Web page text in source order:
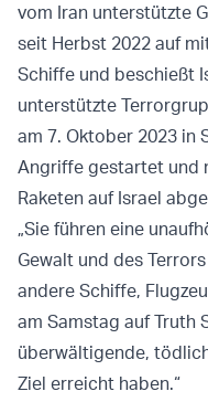
vom Iran unterstützte
seit Herbst 2022 auf
Schiffe und beschießt
unterstützte
am 7. Oktober 2023 in
Angriffe gestartet und
Raketen auf Israel
„Sie führen eine
Gewalt und des
andere Schiffe,
am Samstag auf Truth
überwältigende,
Ziel erreicht haben.“